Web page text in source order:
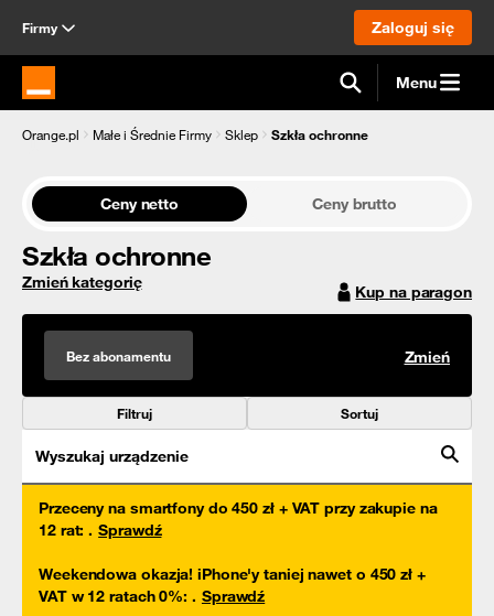
Firmy Zaloguj się
Strona główna Orange.pl Menu
Orange.pl Małe i Średnie Firmy Sklep Szkła ochronne
Ceny netto Ceny brutto
Szkła ochronne
Zmień kategorię Kup na paragon
Bez abonamentu Zmień
Filtruj Sortuj
Wyszukaj urządzenie
Przeceny na smartfony do 450 zł + VAT przy zakupie na
12 rat: . Sprawdź
Weekendowa okazja! iPhone'y taniej nawet o 450 zł +
VAT w 12 ratach 0%: . Sprawdź